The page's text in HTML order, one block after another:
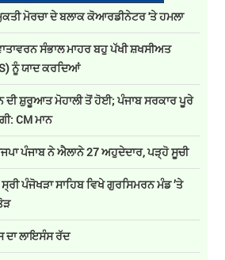
ਮੋਰਚਾ ਦੇ ਬਲਾਕ ਕੋਆਰਡੀਨੇਟਰ 'ਤੇ ਹਮਲਾ
ਸੰਭਾਲ ਮਾਹਰ ਬਹੁ ਪੱਖੀ ਸ਼ਖਸੀਅਤ
ਨੂੰ ਯਾਦ ਕਰਦਿਆਂ
ਦੀ ਸ਼ੁਰੂਆਤ ਮੋਹਾਲੀ ਤੋਂ ਹੋਈ; ਪੰਜਾਬ ਸਰਕਾਰ ਪੂਰੇ
CM ਮਾਨ
ਪੰਜਾਬ ਨੇ ਐਲਾਨੇ 27 ਅਹੁਦੇਦਾਰ, ਪੜ੍ਹੋ ਸੂਚੀ
ਪੰਜੋਖੜਾ ਸਾਹਿਬ ਵਿਖੇ ਗੁਰਸਿਮਰਨ ਮੰਡ ’ਤੇ
ਦਾ ਲਾਇਸੰਸ ਰੱਦ